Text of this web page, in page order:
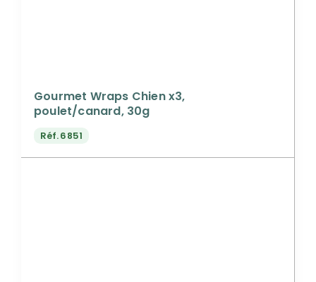
Gourmet Wraps Chien x3,
poulet/canard, 30g
Réf.6851